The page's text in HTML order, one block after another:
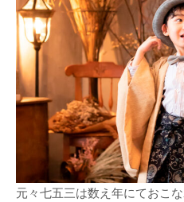
元々七五三は数え年にておこ